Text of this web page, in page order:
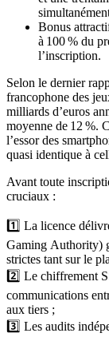
Bonus
à 100 % du
l’inscription.
Selon le dernier
francophone des
milliards d’euros
moyenne de 12 %.
l’essor des
quasi identique à
Avant toute
cruciaux :
1️⃣ La licence
Gaming Authority)
strictes tant sur le
2️⃣ Le chiffrement
communications
aux tiers ;
3️⃣ Les audits